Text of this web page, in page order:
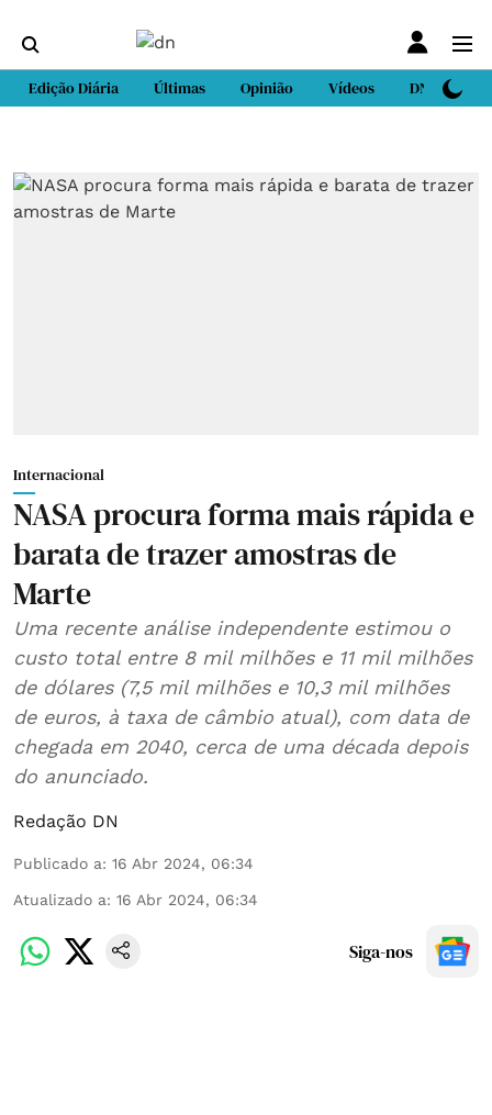
Edição Diária Últimas Opinião Vídeos DN Sport
Internacional
NASA procura forma mais rápida e
barata de trazer amostras de
Marte
Uma recente análise independente estimou o
custo total entre 8 mil milhões e 11 mil milhões
de dólares (7,5 mil milhões e 10,3 mil milhões
de euros, à taxa de câmbio atual), com data de
chegada em 2040, cerca de uma década depois
do anunciado.
Redação DN
Publicado a: 16 Abr 2024, 06:34
Atualizado a: 16 Abr 2024, 06:34
Siga-nos